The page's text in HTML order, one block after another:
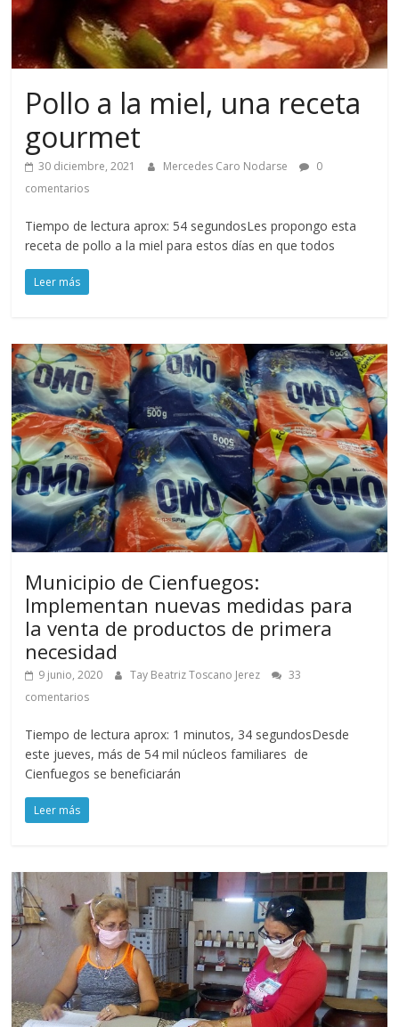
Pollo a la miel, una receta
gourmet
30 diciembre, 2021 Mercedes Caro Nodarse
0
comentarios
Tiempo de lectura aprox: 54 segundosLes propongo esta
receta de pollo a la miel para estos días en que todos
Leer más
Municipio de Cienfuegos:
Implementan nuevas medidas para
la venta de productos de primera
necesidad
9 junio, 2020 Tay Beatriz Toscano Jerez
33
comentarios
Tiempo de lectura aprox: 1 minutos, 34 segundosDesde
este jueves, más de 54 mil núcleos familiares de
Cienfuegos se beneficiarán
Leer más